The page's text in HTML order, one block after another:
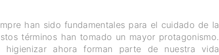
han sido fundamentales para el cuidado de la
términos han tomado un mayor protagonismo.
higienizar ahora forman parte de nuestra vida